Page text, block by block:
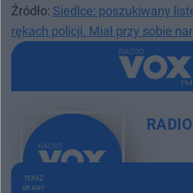
Źródło: Siedlce: poszukiwany
rękach policji. Miał przy sobie
TERAZ
GRAMY